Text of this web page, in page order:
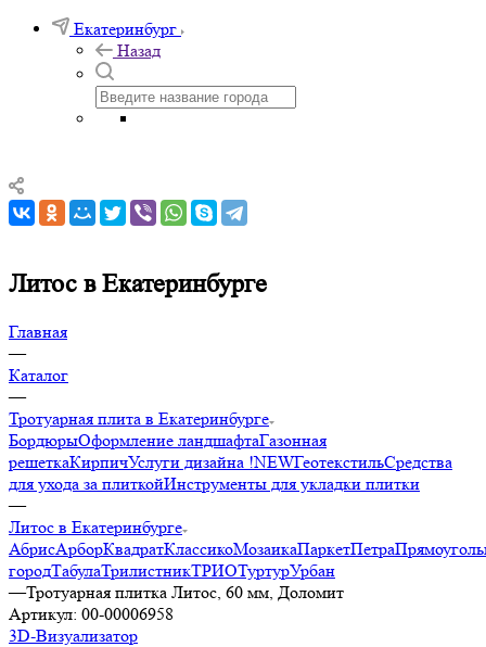
Екатеринбург
Назад
Литос в Екатеринбурге
Главная
—
Каталог
—
Тротуарная плита в Екатеринбурге
БордюрыОформление ландшафтаГазонная
решеткаКирпичУслуги дизайна !NEWГеотекстильСредства
для ухода за плиткойИнструменты для укладки плитки
—
Литос в Екатеринбурге
АбрисАрборКвадратКлассикоМозаикаПаркетПетра
городТабулаТрилистникТРИОТуртурУрбан
—Тротуарная плитка Литос, 60 мм, Доломит
Артикул: 00-00006958
3D-Визуализатор